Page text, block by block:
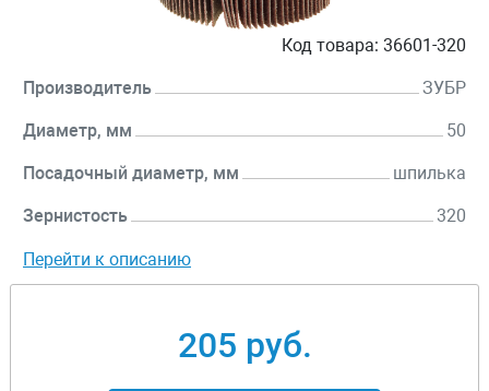
Код товара: 36601-320
Производитель ЗУБР
Диаметр, мм 50
Посадочный диаметр, мм шпилька
Зернистость 320
Перейти к описанию
205 руб.